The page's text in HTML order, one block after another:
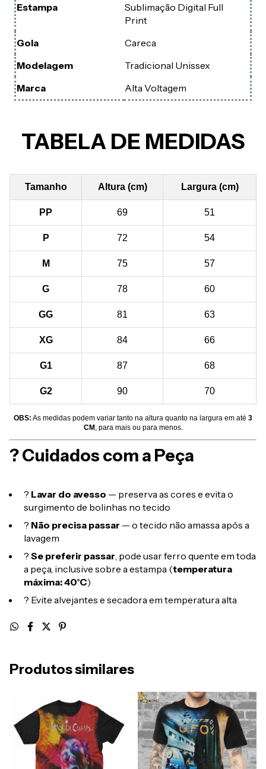
Estampa
Sublimação Digital Full
Print
Gola
Careca
Modelagem
Tradicional Unissex
Marca
Alta Voltagem
TABELA DE MEDIDAS
Tamanho Altura (cm) Largura (cm)
PP 69 51
P 72 54
M 75 57
G 78 60
GG 81 63
XG 84 66
G1 87 68
G2 90 70
OBS: As medidas podem variar tanto na altura quanto na largura em até 3
CM, para mais ou para menos.
? Cuidados com a Peça
? Lavar do avesso — preserva as cores e evita o
surgimento de bolinhas no tecido
? Não precisa passar — o tecido não amassa após a
lavagem
? Se preferir passar, pode usar ferro quente em toda
a peça, inclusive sobre a estampa (temperatura
máxima: 40°C)
? Evite alvejantes e secadora em temperatura alta
Produtos similares